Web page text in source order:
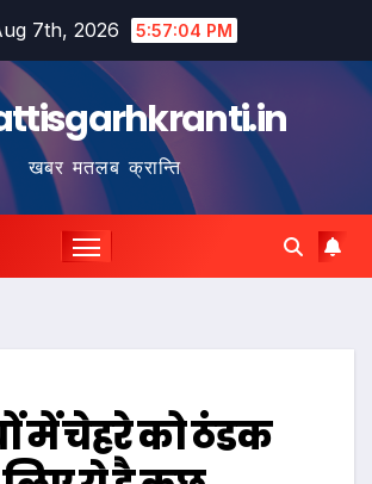
7th, 2026 5:57:04 PM
खबर मतलब क्रान्ति
में चेहरे को ठंडक